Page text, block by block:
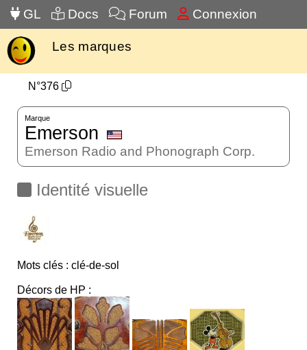
GL Docs Forum Connexion
Les marques
N°376
Marque
Emerson
Emerson Radio and Phonograph Corp.
Identité visuelle
Mots clés : clé-de-sol
Décors de HP :